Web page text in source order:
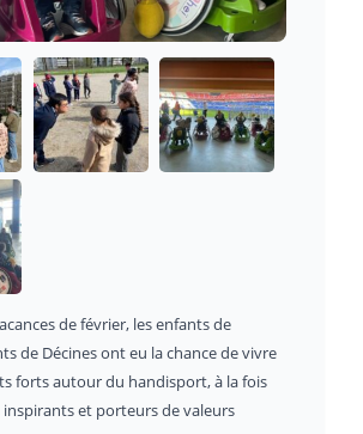
de février, les enfants de
de Décines ont eu la chance de vivre
forts autour du handisport, à la fois
inspirants et porteurs de valeurs